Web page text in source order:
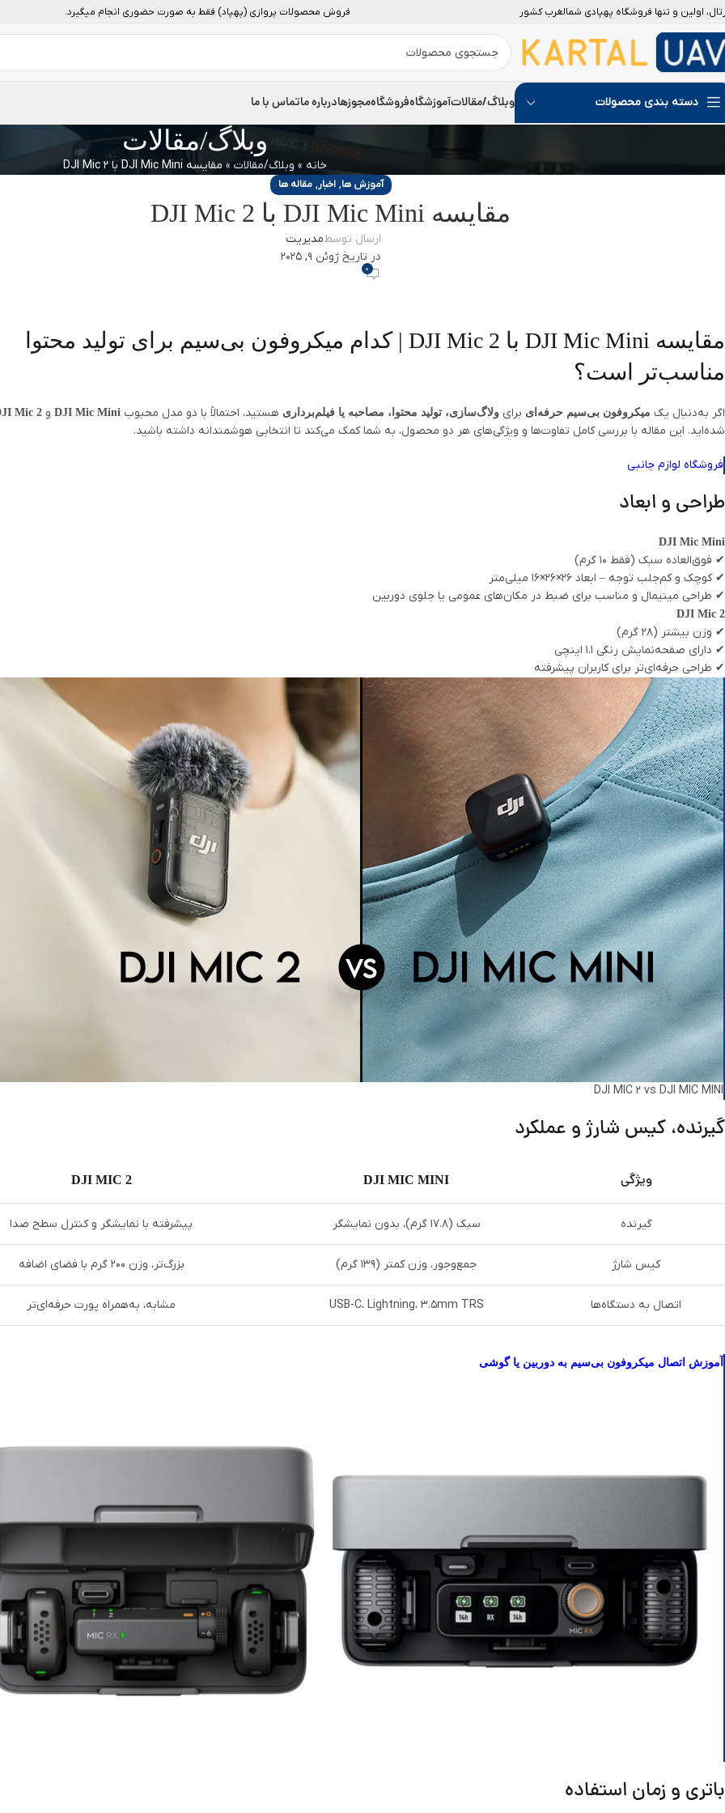
اولین و تنها فروشگاه پهپادی شمالغرب کشور فروش محصولات پروازی (پهپاد) فقط به صورت حضوری انجام میگیرد.
دسته بندی محصولات وبلاگ/مقالاتآموزشگاهفروشگاهمجوزهادرباره ماتماس با ما
وبلاگ/مقالات
خانه » وبلاگ/مقالات » مقایسه DJI Mic Mini با DJI Mic 2
آموزش ها,اخبار,مقاله ها
مقایسه DJI Mic Mini با DJI Mic 2
ارسال توسطمدیریت
در تاریخ ژوئن 9, 2025
0
مقایسه DJI Mic Mini با DJI Mic 2 | کدام میکروفون بی‌سیم برای تولید محتوا
مناسب‌تر است؟
اگر به‌دنبال یک میکروفون بی‌سیم حرفه‌ای برای ولاگ‌سازی، تولید محتوا، مصاحبه یا فیلم‌برداری هستید، احتمالاً با دو مدل محبوب DJI Mic Mini و Mic 2
شده‌اید. این مقاله با بررسی کامل تفاوت‌ها و ویژگی‌های هر دو محصول، به شما کمک می‌کند تا انتخابی هوشمندانه داشته باشید.
فروشگاه لوازم جانبی
طراحی و ابعاد
DJI Mic Mini
✔ فوق‌العاده سبک (فقط ۱۰ گرم)
✔ کوچک و کم‌جلب توجه – ابعاد ۲۶×۲۶×۱۶ میلی‌متر
✔ طراحی مینیمال و مناسب برای ضبط در مکان‌های عمومی یا جلوی دوربین
DJI Mic 2
✔ وزن بیشتر (۲۸ گرم)
✔ دارای صفحه‌نمایش رنگی ۱.۱ اینچی
✔ طراحی حرفه‌ای‌تر برای کاربران پیشرفته
DJI MIC 2 vs DJI MIC MINI
گیرنده، کیس شارژ و عملکرد
ویژگی DJI MIC MINI
DJI MIC 2
گیرنده سبک (۱۷.۸ گرم)، بدون نمایشگر پیشرفته با نمایشگر و کنترل سطح صدا
کیس شارژ جمع‌وجور، وزن کمتر (۱۳۹ گرم) بزرگ‌تر، وزن ۲۰۰ گرم با فضای اضافه
اتصال به دستگاه‌ها USB-C، Lightning، ۳.۵mm TRS مشابه، به‌همراه پورت حرفه‌ای‌تر
آموزش اتصال میکروفون بی‌سیم به دوربین یا گوشی
باتری و زمان استفاده
Instagram